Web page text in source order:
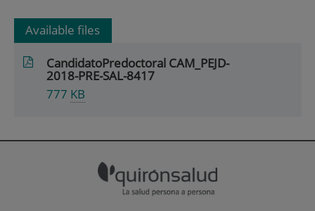
Available files
CandidatoPredoctoral CAM_PEJD-
2018-PRE-SAL-8417
777 KB